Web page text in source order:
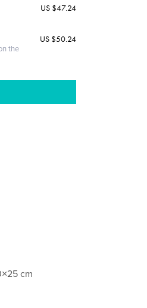
US $47.24
the
US $50.24
cm